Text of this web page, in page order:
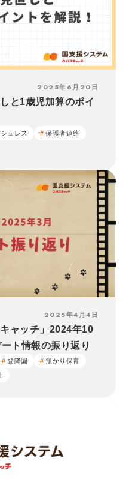
2025年6月20日
と1歳児加算のポイ
ュレス
保護者連絡
2025年4月4日
ャッチ」2024年10
ト情報の振り返り
登降園
預かり保育